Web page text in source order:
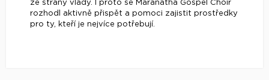
ze strany vlády. I proto se Maranatha Gospel Choir
rozhodl aktivně přispět a pomoci zajistit prostředky
pro ty, kteří je nejvíce potřebují.